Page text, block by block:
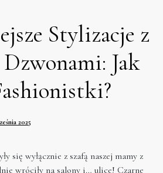
Stylizacje z
Jak
2025
się wyłącznie z szafą naszej mamy z
wróciły na salony i… ulice! Czarne